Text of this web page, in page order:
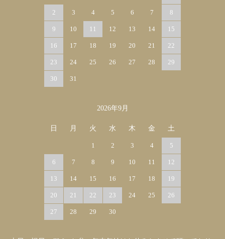
2 3 4 5 6 7 8
9 10 11 12 13 14 15
16 17 18 19 20 21 22
23 24 25 26 27 28 29
30 31
2026年9月
日 月 火 水 木 金 土
1 2 3 4 5
6 7 8 9 10 11 12
13 14 15 16 17 18 19
20 21 22 23 24 25 26
27 28 29 30